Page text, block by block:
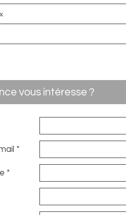
vous intéresse ?
*
*